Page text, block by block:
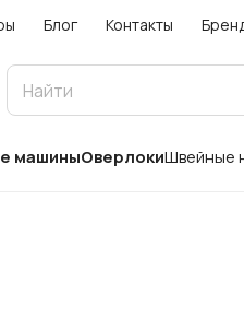
Блог Контакты
машиныОверлокиШвейные